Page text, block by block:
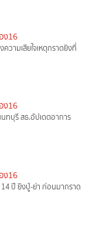
ง16
ความเสียใจเหตุกราดยิงที่
ง16
นทบุรี สธ.อัปเดตอาการ
ง16
ปี ยิงปู่-ย่า ก่อนมากราด